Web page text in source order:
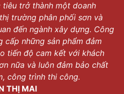
tiêu trở thành một doanh
trường phân phối sơn và
đến ngành xây dựng. Công
cấp những sản phẩm đảm
tiến độ cam kết với khách
nữa và luôn đảm bảo chất
công trình thi công.
THỊ MAI